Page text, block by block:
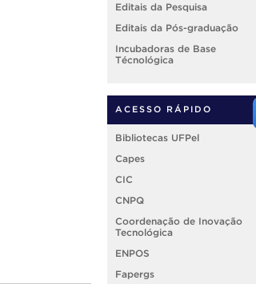
Editais da Pesquisa
Editais da Pós-graduação
Incubadoras de Base
Técnológica
ACESSO RÁPIDO
Bibliotecas UFPel
Capes
CIC
CNPQ
Coordenação de Inovação
Tecnológica
ENPOS
Fapergs